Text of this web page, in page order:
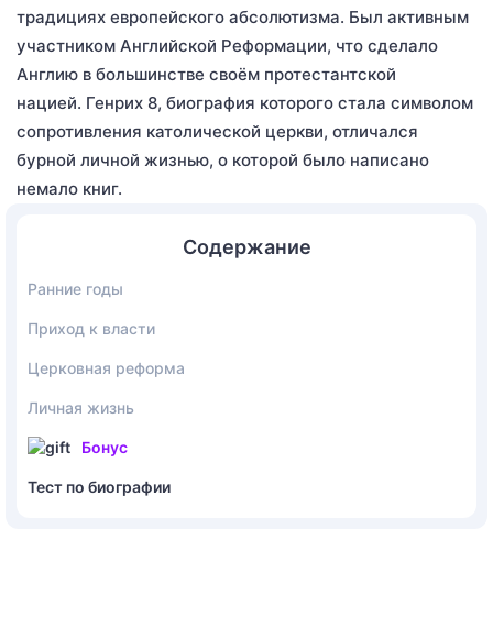
традициях европейского абсолютизма. Был активным
участником Английской Реформации, что сделало
Англию в большинстве своём протестантской
нацией. Генрих 8, биография которого стала символом
сопротивления католической церкви, отличался
бурной личной жизнью, о которой было написано
немало книг.
Содержание
Ранние годы
Приход к власти
Церковная реформа
Личная жизнь
Бонус
Тест по биографии